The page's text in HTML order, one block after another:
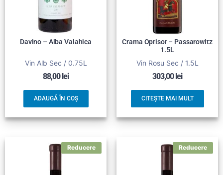
Davino – Alba Valahica
Vin Alb Sec / 0.75L
88,00 lei
ADAUGĂ ÎN COȘ
Crama Oprisor – Passarowitz
1.5L
Vin Rosu Sec / 1.5L
303,00 lei
CITEȘTE MAI MULT